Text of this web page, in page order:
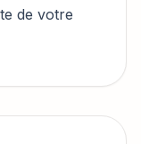
de votre